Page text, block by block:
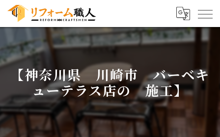
【神奈川県 川崎市 バーベキ
ューテラス店の 施工】